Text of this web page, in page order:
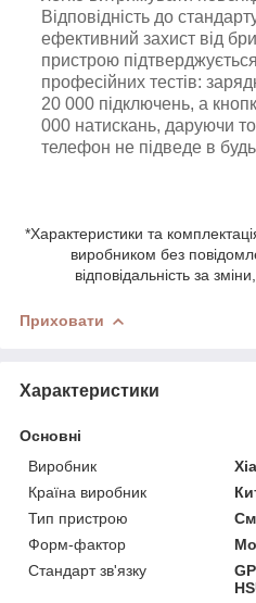
Відповідність до
ефективний захист від
пристрою
професійних тестів:
20 000 підключень, а
000 натискань, даруючи
телефон не підведе в будь-
*Характеристики та
виробником без
відповідальність за
Приховати
Характеристики
Основні
Виробник
Країна виробник
Тип пристрою
Форм-фактор
Стандарт зв'язку